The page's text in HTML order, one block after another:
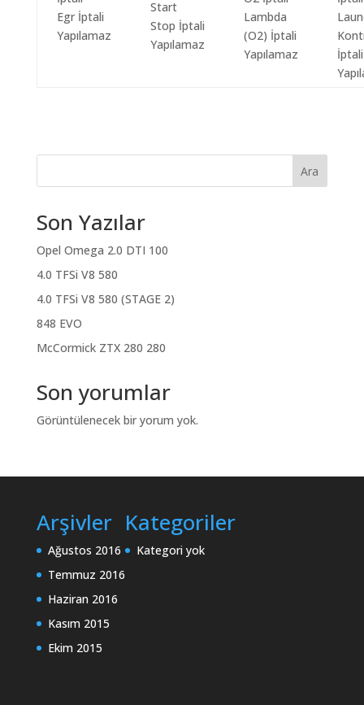
Egr İptali
Yapılamaz
Start
Stop İptali
Yapılamaz
Lambda
(O2) İptali
Yapılamaz
İptali
Ara
Son Yazılar
Opel Omega 2.0 DTI 100
4.0 TFSi V8 580
4.0 TFSi V8 580 (STAGE 2)
848 EVO
McCormick ZTX 280 280
Son yorumlar
Görüntülenecek bir yorum yok.
Arşivler
Ağustos 2016
Temmuz 2016
Haziran 2016
Kasım 2015
Ekim 2015
Kategoriler
Kategori yok